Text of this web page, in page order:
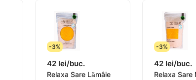
-3%
42 lei/buc.
Relaxa Sare Lămâie
-3%
42 lei/buc.
Relaxa Sare